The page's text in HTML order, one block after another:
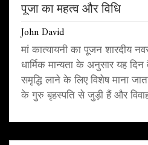
पूजा का महत्व और विधि
John David
मां कात्यायनी का पूजन शारदीय
धार्मिक मान्यता के अनुसार यह
समृद्धि लाने के लिए विशेष माना
के गुरु बृहस्पति से जुड़ी हैं और
शुभ रंग लाल है और विशेष मंत्रों का